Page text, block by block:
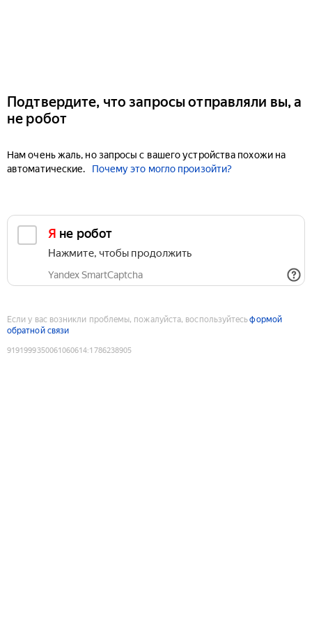
Подтвердите, что запросы отправляли вы, а
не робот
Нам очень жаль, но запросы с вашего устройства похожи на
автоматические.
Почему это могло произойти?
Я не робот
Нажмите, чтобы продолжить
Yandex SmartCaptcha
Если у вас возникли проблемы, пожалуйста, воспользуйтесьформой
обратной связи
9191999350061060614:1786238905